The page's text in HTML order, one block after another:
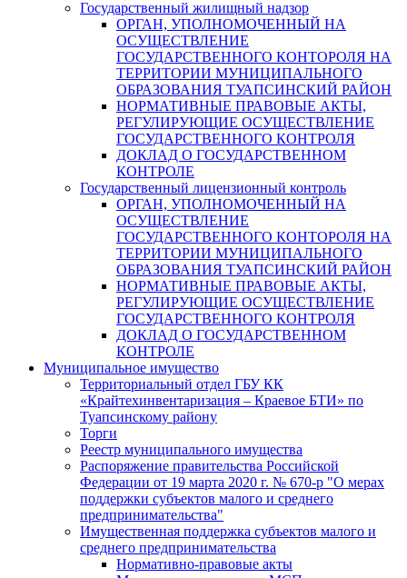
Государственный жилищный надзор
ОРГАН, УПОЛНОМОЧЕННЫЙ НА
ОСУЩЕСТВЛЕНИЕ
ГОСУДАРСТВЕННОГО КОНТОРОЛЯ НА
ТЕРРИТОРИИ МУНИЦИПАЛЬНОГО
ОБРАЗОВАНИЯ ТУАПСИНСКИЙ РАЙОН
НОРМАТИВНЫЕ ПРАВОВЫЕ АКТЫ,
РЕГУЛИРУЮЩИЕ ОСУЩЕСТВЛЕНИЕ
ГОСУДАРСТВЕННОГО КОНТРОЛЯ
ДОКЛАД О ГОСУДАРСТВЕННОМ
КОНТРОЛЕ
Государственный лицензионный контроль
ОРГАН, УПОЛНОМОЧЕННЫЙ НА
ОСУЩЕСТВЛЕНИЕ
ГОСУДАРСТВЕННОГО КОНТОРОЛЯ НА
ТЕРРИТОРИИ МУНИЦИПАЛЬНОГО
ОБРАЗОВАНИЯ ТУАПСИНСКИЙ РАЙОН
НОРМАТИВНЫЕ ПРАВОВЫЕ АКТЫ,
РЕГУЛИРУЮЩИЕ ОСУЩЕСТВЛЕНИЕ
ГОСУДАРСТВЕННОГО КОНТРОЛЯ
ДОКЛАД О ГОСУДАРСТВЕННОМ
КОНТРОЛЕ
Муниципальное имущество
Территориальный отдел ГБУ КК
«Крайтехинвентаризация – Краевое БТИ» по
Туапсинскому району
Торги
Реестр муниципального имущества
Распоряжение правительства Российской
Федерации от 19 марта 2020 г. № 670-р "О мерах
поддержки субъектов малого и среднего
предпринимательства"
Имущественная поддержка субъектов малого и
среднего предпринимательства
Нормативно-правовые акты